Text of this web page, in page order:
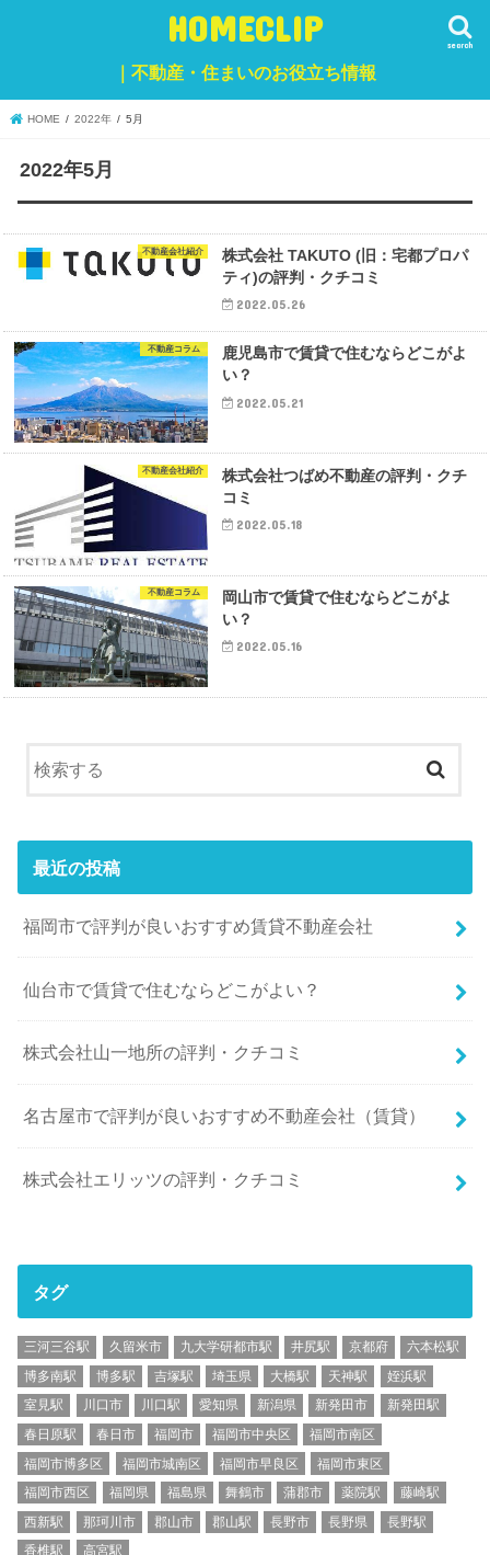
HOMECLIP
｜不動産・住まいのお役立ち情報
search
HOME 2022年 5月
2022年5月
不動産会社紹介
株式会社 TAKUTO (旧：宅都プロパ
ティ)の評判・クチコミ
2022.05.26
不動産コラム
鹿児島市で賃貸で住むならどこがよ
い？
2022.05.21
不動産会社紹介
株式会社つばめ不動産の評判・クチ
コミ
2022.05.18
不動産コラム
岡山市で賃貸で住むならどこがよ
い？
2022.05.16
最近の投稿
福岡市で評判が良いおすすめ賃貸不動産会社
仙台市で賃貸で住むならどこがよい？
株式会社山一地所の評判・クチコミ
名古屋市で評判が良いおすすめ不動産会社（賃貸）
株式会社エリッツの評判・クチコミ
タグ
三河三谷駅 久留米市 九大学研都市駅 井尻駅 京都府
六本松駅
博多南駅
博多駅 吉塚駅 埼玉県 大橋駅 天神駅
姪浜駅
室見駅
川口市 川口駅 愛知県 新潟県 新発田市
新発田駅
春日原駅
春日市 福岡市 福岡市中央区
福岡市南区
福岡市博多区
福岡市城南区 福岡市早良区
福岡市東区
福岡市西区
福岡県 福島県 舞鶴市 蒲郡市 薬院駅
藤崎駅
西新駅
那珂川市 郡山市 郡山駅 長野市 長野県
長野駅
香椎駅
高宮駅